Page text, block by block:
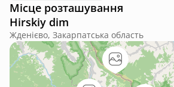
Місце розташування
Hirskiy dim
Жденієво, Закарпатська область